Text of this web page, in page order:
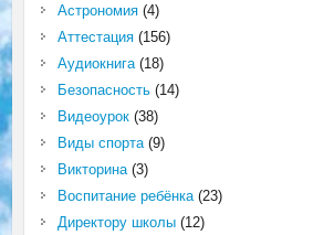
Астрономия(4)
Аттестация(156)
Аудиокнига(18)
Безопасность(14)
Видеоурок(38)
Виды спорта(9)
Викторина(3)
Воспитание ребёнка(23)
Директору школы(12)